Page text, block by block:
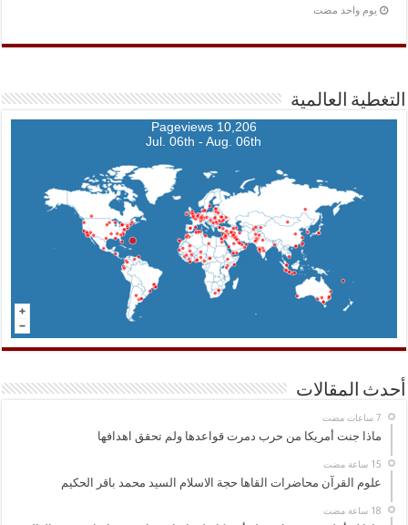
‏يوم واحد مضت
التغطية العالمية
10,206 Pageviews
Jul. 06th - Aug. 06th
أحدث المقالات
ماذا جنت أمريكا من حرب دمرت قواعدها ولم تحقق اهدافها
علوم القرآن محاضرات القاها حجة الاسلام السيد محمد باقر الحكيم